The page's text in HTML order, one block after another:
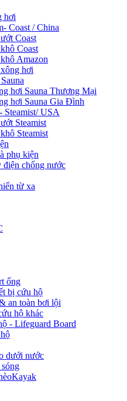
hơi
Coast / China
Coast
Coast
Amazon
hơi
hơi Sauna Thương Mại
hơi Sauna Gia Đình
Steamist/ USA
Steamist
Steamist
phụ kiện
điện chống nước
từ xa
ống
bị cứu hộ
an toàn bơi lội
hộ khác
- Lifeguard Board
dưới nước